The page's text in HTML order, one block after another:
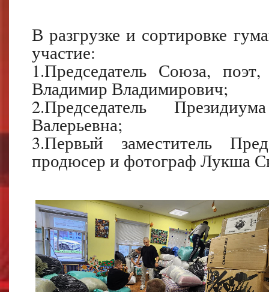
В разгрузке и сортировке
участие:
1.Председатель Союза,
Владимир Владимирович;
2.Председатель
Валерьевна;
3.Первый заместитель
продюсер и фотограф Лукша